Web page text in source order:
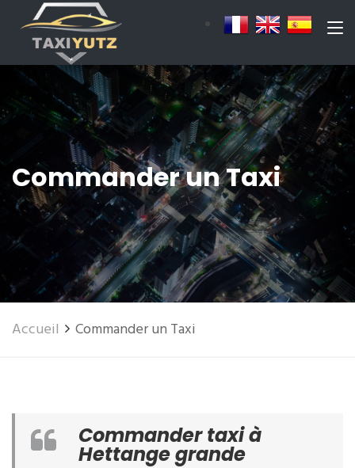
Commander un Taxi
Accueil Commander un Taxi
Commander taxi à
Hettange grande